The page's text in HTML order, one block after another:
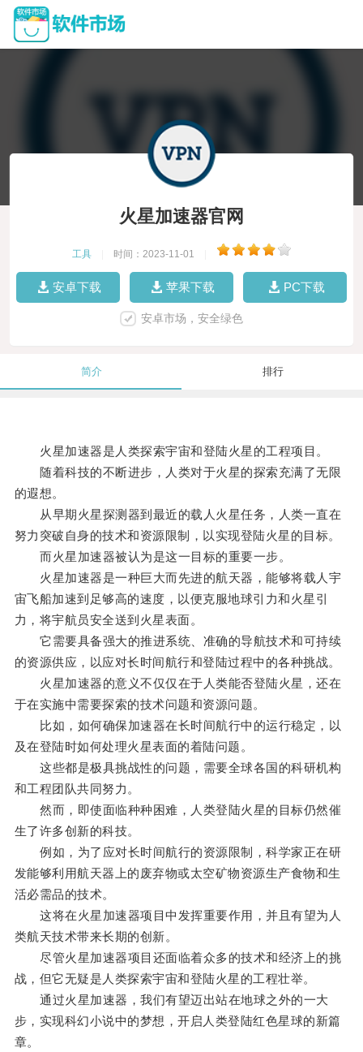
火星加速器官网
工具 时间：2023-11-01
安卓下载 苹果下载 PC下载
安卓市场，安全绿色
简介 排行
火星加速器是人类探索宇宙和登陆火星的工程项目。
随着科技的不断进步，人类对于火星的探索充满了无限
的遐想。
从早期火星探测器到最近的载人火星任务，人类一直在
努力突破自身的技术和资源限制，以实现登陆火星的目标。
而火星加速器被认为是这一目标的重要一步。
火星加速器是一种巨大而先进的航天器，能够将载人宇
宙飞船加速到足够高的速度，以便克服地球引力和火星引
力，将宇航员安全送到火星表面。
它需要具备强大的推进系统、准确的导航技术和可持续
的资源供应，以应对长时间航行和登陆过程中的各种挑战。
火星加速器的意义不仅仅在于人类能否登陆火星，还在
于在实施中需要探索的技术问题和资源问题。
比如，如何确保加速器在长时间航行中的运行稳定，以
及在登陆时如何处理火星表面的着陆问题。
这些都是极具挑战性的问题，需要全球各国的科研机构
和工程团队共同努力。
然而，即使面临种种困难，人类登陆火星的目标仍然催
生了许多创新的科技。
例如，为了应对长时间航行的资源限制，科学家正在研
发能够利用航天器上的废弃物或太空矿物资源生产食物和生
活必需品的技术。
这将在火星加速器项目中发挥重要作用，并且有望为人
类航天技术带来长期的创新。
尽管火星加速器项目还面临着众多的技术和经济上的挑
战，但它无疑是人类探索宇宙和登陆火星的工程壮举。
通过火星加速器，我们有望迈出站在地球之外的一大
步，实现科幻小说中的梦想，开启人类登陆红色星球的新篇
章。